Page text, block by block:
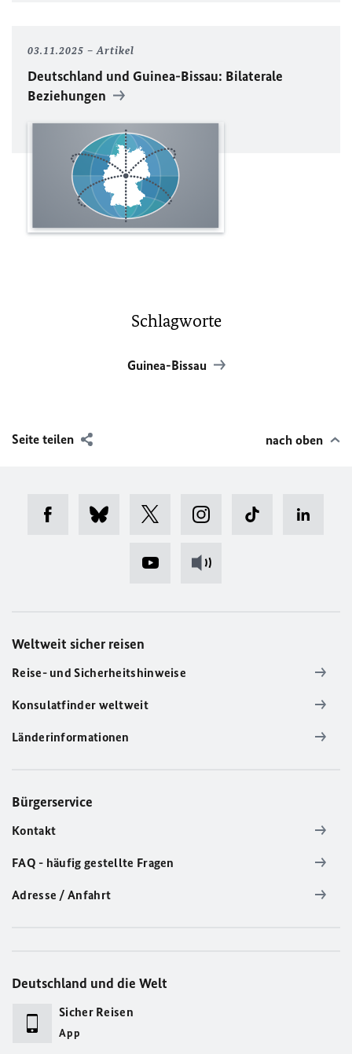
03.11.2025 Artikel
Deutschland und Guinea-Bissau: Bilaterale
Beziehungen
Schlagworte
Guinea-Bissau
Seite teilen nach oben
Weltweit sicher reisen
Reise- und Sicherheitshinweise
Konsulatfinder weltweit
Länderinformationen
Bürgerservice
Kontakt
FAQ - häufig gestellte Fragen
Adresse / Anfahrt
Deutschland und die Welt
Sicher Reisen
App